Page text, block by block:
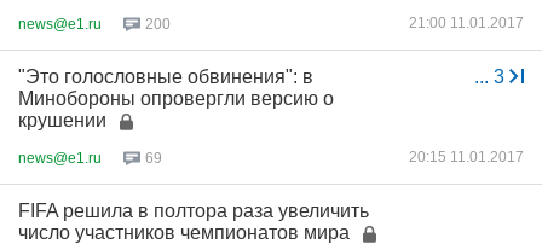
news@e1.ru 200 21:00 11.01.2017
... 3
"Это голословные обвинения": в
Минобороны опровергли версию о
крушении
news@e1.ru 69 20:15 11.01.2017
FIFA решила в полтора раза увеличить
число участников чемпионатов мира